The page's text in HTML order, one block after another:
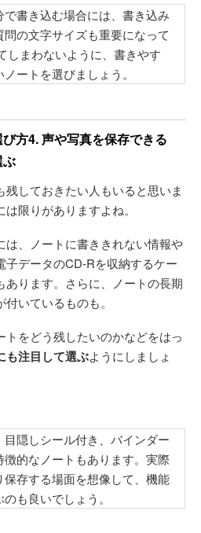
で書き込む場合には、書き込み
の文字サイズも重要になって
しまわないように、書きやす
ートを選びましょう。
方4. 声や写真を保存できる
ぶ
しておきたい人もいると思いま
限りがありますよね。
は、ノートに書ききれない情報や
子データのCD-Rを収納するケー
あります。さらに、ノートの長期
いているものも。
トをどう残したいのかなどをはっ
も注目して選ぶようにしましょ
隠しシール付き、バインダー
徴的なノートもあります。実際
保存する場面を想像して、機能
も良いでしょう。